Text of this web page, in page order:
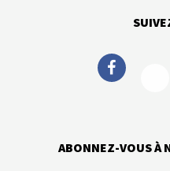
ABONNEZ-VOUS À